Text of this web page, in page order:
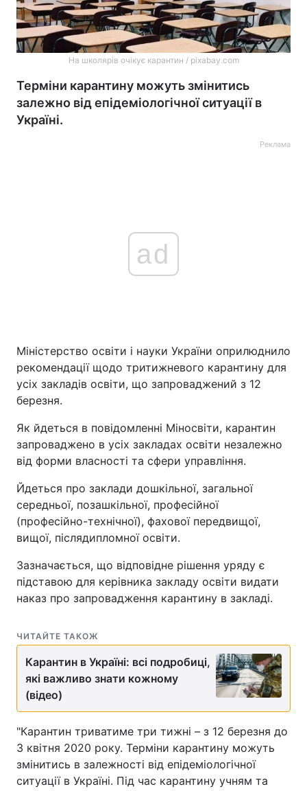
На школярів очікує карантин / pixabay.com
Терміни карантину можуть змінитись
залежно від епідеміологічної ситуації в
Україні.
Реклама
ad
Міністерство освіти і науки України оприлюднило
рекомендації щодо тритижневого карантину для
усіх закладів освіти, що запроваджений з 12
березня.
Як йдеться в повідомленні Міносвіти, карантин
запроваджено в усіх закладах освіти незалежно
від форми власності та сфери управління.
Йдеться про заклади дошкільної, загальної
середньої, позашкільної, професійної
(професійно-технічної), фахової передвищої,
вищої, післядипломної освіти.
Зазначається, що відповідне рішення уряду є
підставою для керівника закладу освіти видати
наказ про запровадження карантину в закладі.
ЧИТАЙТЕ ТАКОЖ
Карантин в Україні: всі подробиці,
які важливо знати кожному
(відео)
"Карантин триватиме три тижні – з 12 березня до
3 квітня 2020 року. Терміни карантину можуть
змінитись в залежності від епідеміологічної
ситуації в Україні. Під час карантину учням та